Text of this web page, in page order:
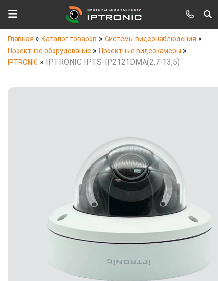
Главная » Каталог товаров » Системы видеонаблюдения »
Проектное оборудование » Проектные видеокамеры »
IPTRONIC » IPTRONIC IPTS-IP2121DMA(2,7-13,5)